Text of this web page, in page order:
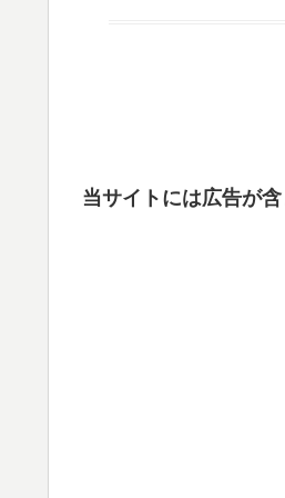
当サイトには広告が含